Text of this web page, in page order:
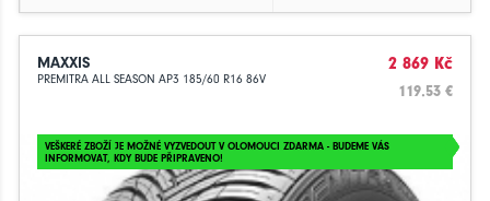
MAXXIS
PREMITRA ALL SEASON AP3 185/60 R16 86V
2 869 Kč
119.53 €
VEŠKERÉ ZBOŽÍ JE MOŽNÉ VYZVEDOUT V OLOMOUCI ZDARMA - BUDEME VÁS
INFORMOVAT, KDY BUDE PŘIPRAVENO!